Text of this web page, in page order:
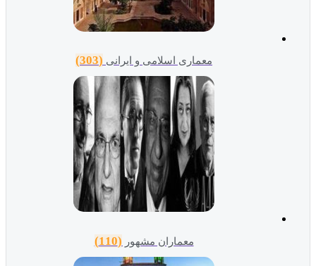
معماری اسلامی و ایرانی(303)
معماران مشهور(110)